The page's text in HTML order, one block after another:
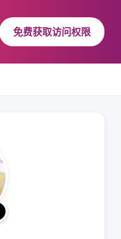
免费获取访问权限